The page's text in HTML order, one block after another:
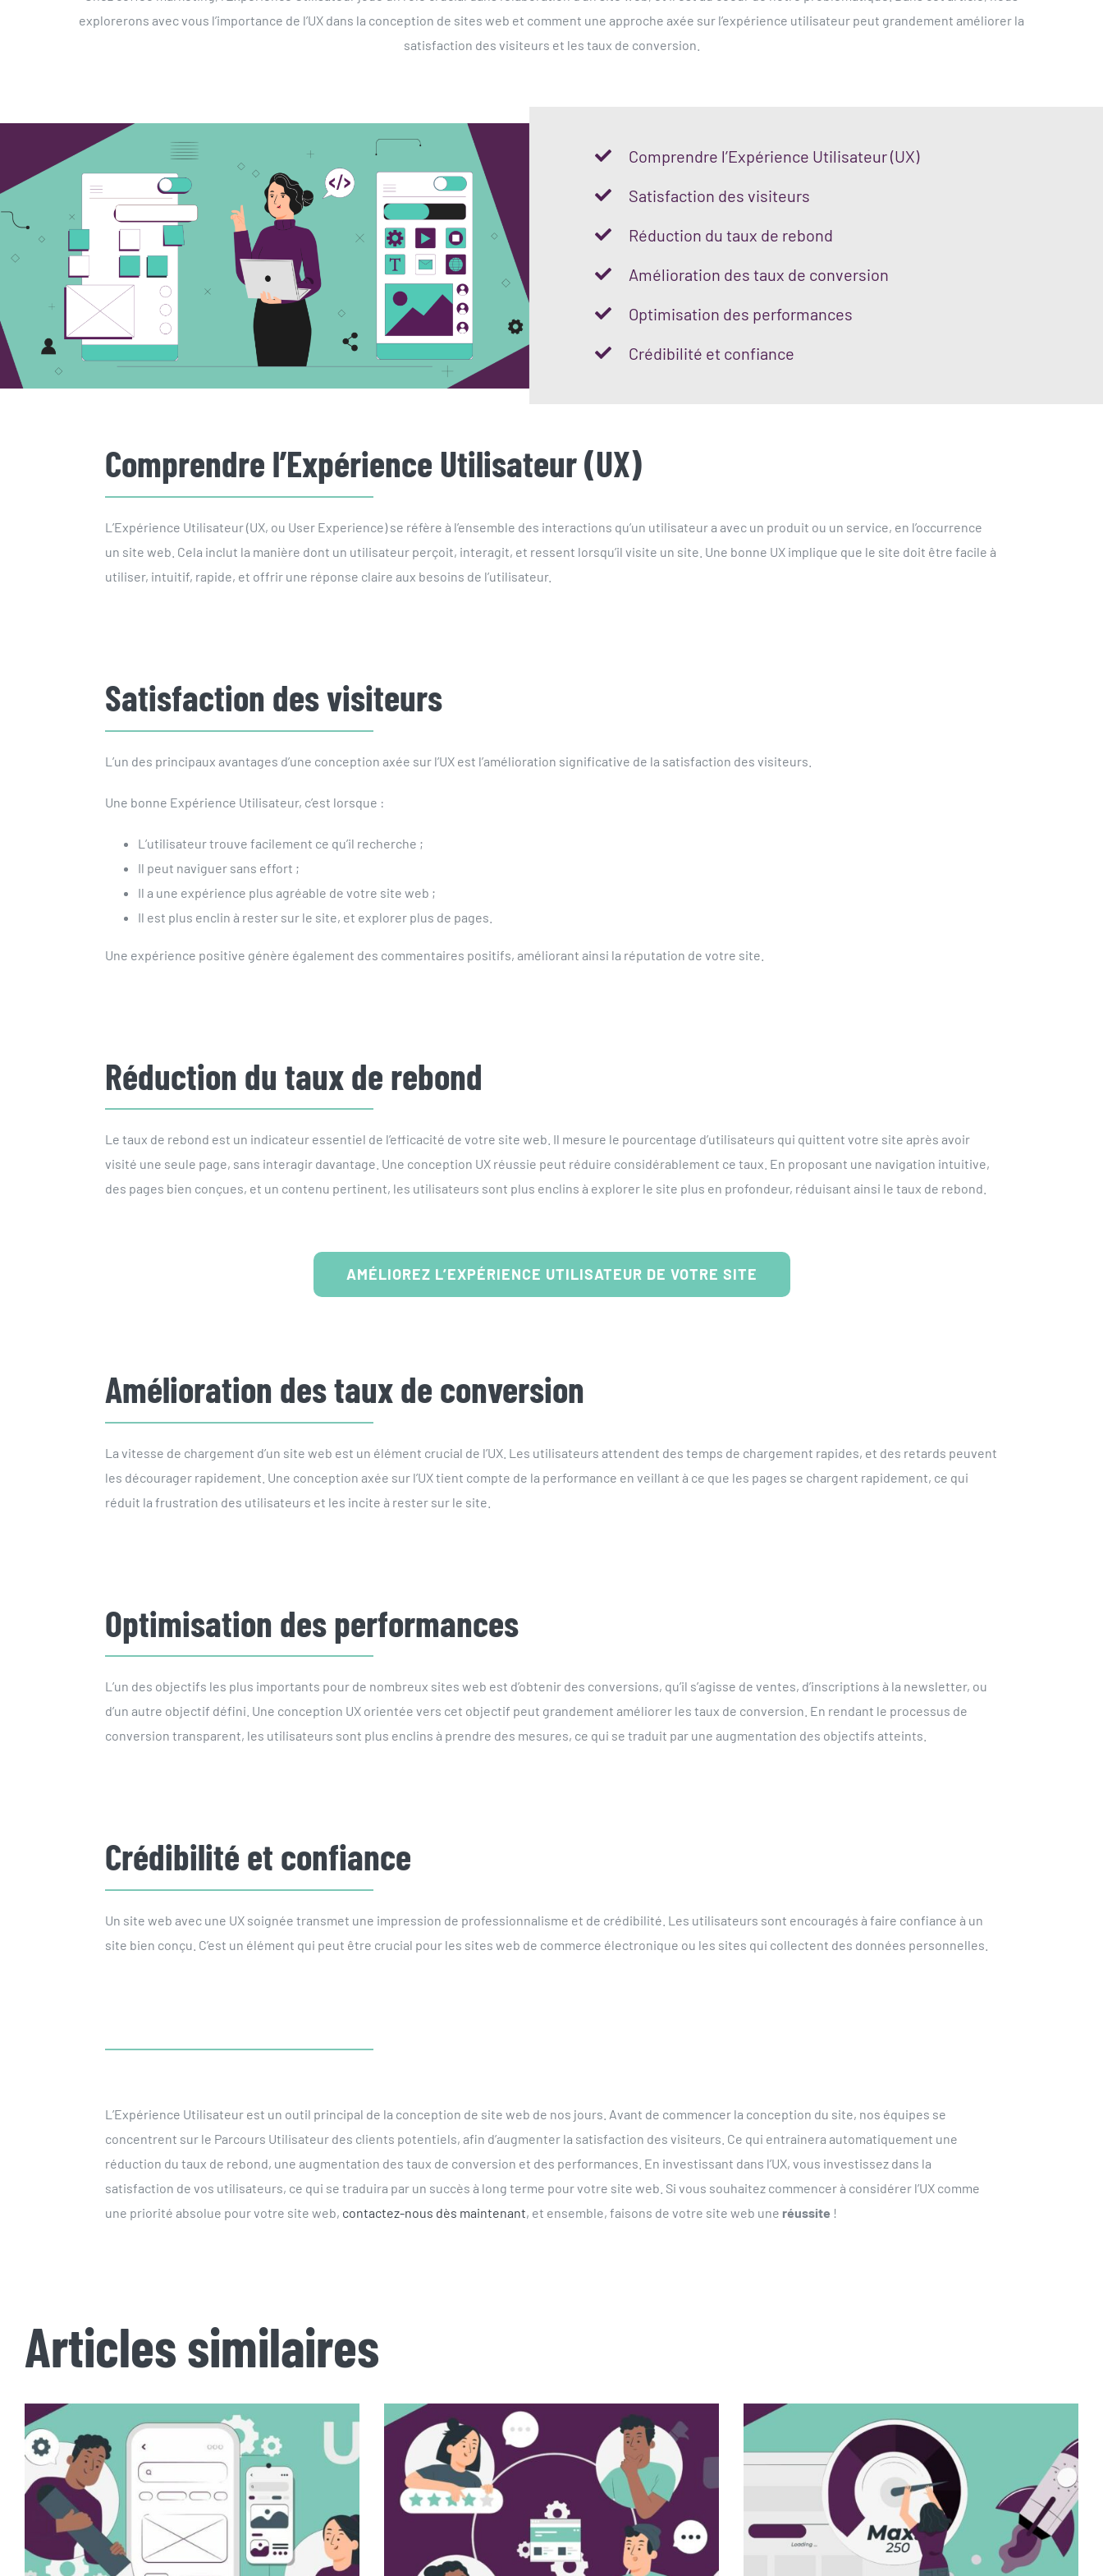
explorerons avec vous l’importance de l’UX dans la conception de sites web et comment une approche axée sur l’expérience utilisateur peut grandement améliorer la
satisfaction des visiteurs et les taux de conversion.
Comprendre l’Expérience Utilisateur (UX)
Satisfaction des visiteurs
Réduction du taux de rebond
Amélioration des taux de conversion
Optimisation des performances
Crédibilité et confiance
Comprendre l’Expérience Utilisateur (UX)
L’Expérience Utilisateur (UX, ou User Experience) se réfère à l’ensemble des interactions qu’un utilisateur a avec un produit ou un service, en l’occurrence
un site web. Cela inclut la manière dont un utilisateur perçoit, interagit, et ressent lorsqu’il visite un site. Une bonne UX implique que le site doit être facile à
utiliser, intuitif, rapide, et offrir une réponse claire aux besoins de l’utilisateur.
Satisfaction des visiteurs
L’un des principaux avantages d’une conception axée sur l’UX est l’amélioration significative de la satisfaction des visiteurs.
Une bonne Expérience Utilisateur, c’est lorsque :
L’utilisateur trouve facilement ce qu’il recherche ;
Il peut naviguer sans effort ;
Il a une expérience plus agréable de votre site web ;
Il est plus enclin à rester sur le site, et explorer plus de pages.
Une expérience positive génère également des commentaires positifs, améliorant ainsi la réputation de votre site.
Réduction du taux de rebond
Le taux de rebond est un indicateur essentiel de l’efficacité de votre site web. Il mesure le pourcentage d’utilisateurs qui quittent votre site après avoir
visité une seule page, sans interagir davantage. Une conception UX réussie peut réduire considérablement ce taux. En proposant une navigation intuitive,
des pages bien conçues, et un contenu pertinent, les utilisateurs sont plus enclins à explorer le site plus en profondeur, réduisant ainsi le taux de rebond.
AMÉLIOREZ L’EXPÉRIENCE UTILISATEUR DE VOTRE SITE
Amélioration des taux de conversion
La vitesse de chargement d’un site web est un élément crucial de l’UX. Les utilisateurs attendent des temps de chargement rapides, et des retards peuvent
les décourager rapidement. Une conception axée sur l’UX tient compte de la performance en veillant à ce que les pages se chargent rapidement, ce qui
réduit la frustration des utilisateurs et les incite à rester sur le site.
Optimisation des performances
L’un des objectifs les plus importants pour de nombreux sites web est d’obtenir des conversions, qu’il s’agisse de ventes, d’inscriptions à la newsletter, ou
d’un autre objectif défini. Une conception UX orientée vers cet objectif peut grandement améliorer les taux de conversion. En rendant le processus de
conversion transparent, les utilisateurs sont plus enclins à prendre des mesures, ce qui se traduit par une augmentation des objectifs atteints.
Crédibilité et confiance
Un site web avec une UX soignée transmet une impression de professionnalisme et de crédibilité. Les utilisateurs sont encouragés à faire confiance à un
site bien conçu. C’est un élément qui peut être crucial pour les sites web de commerce électronique ou les sites qui collectent des données personnelles.
L’Expérience Utilisateur est un outil principal de la conception de site web de nos jours. Avant de commencer la conception du site, nos équipes se
concentrent sur le Parcours Utilisateur des clients potentiels, afin d’augmenter la satisfaction des visiteurs. Ce qui entrainera automatiquement une
réduction du taux de rebond, une augmentation des taux de conversion et des performances. En investissant dans l’UX, vous investissez dans la
satisfaction de vos utilisateurs, ce qui se traduira par un succès à long terme pour votre site web. Si vous souhaitez commencer à considérer l’UX comme
une priorité absolue pour votre site web, contactez-nous dès maintenant, et ensemble, faisons de votre site web une réussite !
Articles similaires